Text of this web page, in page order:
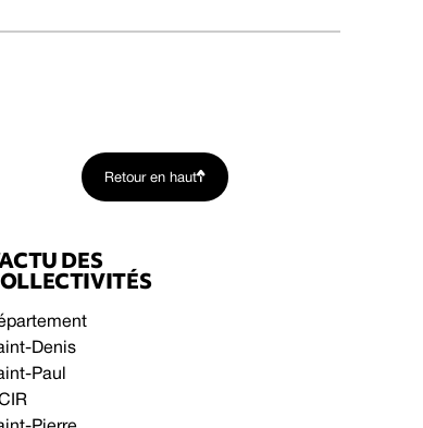
Retour en haut
DES
Denis
Paul